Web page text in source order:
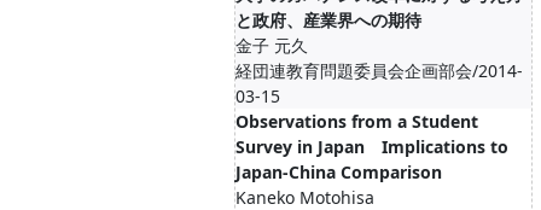
と政府、産業界への期待
金子 元久
経団連教育問題委員会企画部会/2014-
03-15
Observations from a Student
Survey in Japan Implications to
Japan-China Comparison
Kaneko Motohisa